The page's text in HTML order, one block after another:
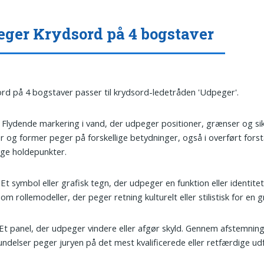
Krydsord på 4 bogstaver
på 4 bogstaver passer til krydsord-ledetråden 'Udpeger'.
Flydende markering i vand, der udpeger positioner, grænser og
og former peger på forskellige betydninger, også i overført
holdepunkter.
symbol eller grafisk tegn, der udpeger en funktion eller
rollemodeller, der peger retning kulturelt eller stilistisk for en
panel, der udpeger vindere eller afgør skyld. Gennem
peger juryen på det mest kvalificerede eller retfærdige